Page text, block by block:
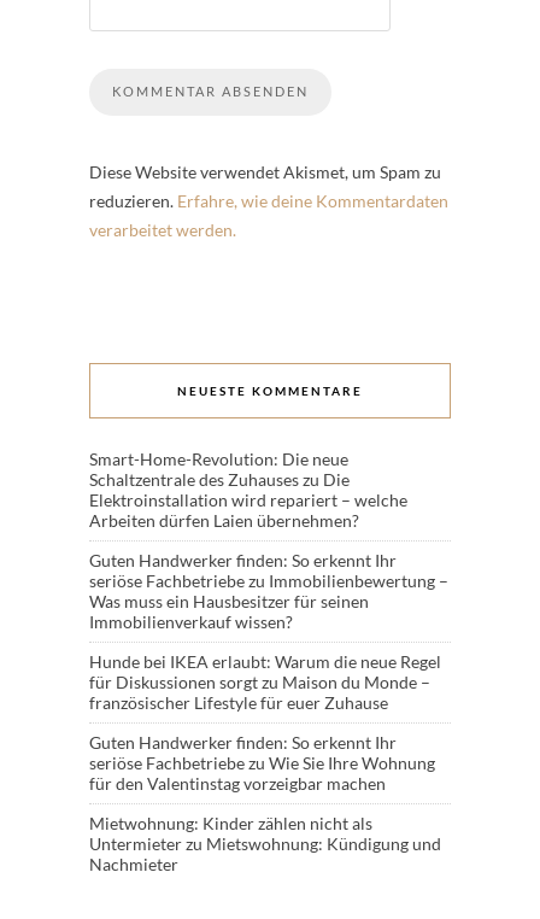
Diese Website verwendet Akismet, um Spam zu
reduzieren. Erfahre, wie deine Kommentardaten
verarbeitet werden.
NEUESTE KOMMENTARE
Smart-Home-Revolution: Die neue
Schaltzentrale des Zuhauseszu Die
Elektroinstallation wird repariert – welche
Arbeiten dürfen Laien übernehmen?
Guten Handwerker finden: So erkennt Ihr
seriöse Fachbetriebezu Immobilienbewertung –
Was muss ein Hausbesitzer für seinen
Immobilienverkauf wissen?
Hunde bei IKEA erlaubt: Warum die neue Regel
für Diskussionen sorgtzu Maison du Monde –
französischer Lifestyle für euer Zuhause
Guten Handwerker finden: So erkennt Ihr
seriöse Fachbetriebezu Wie Sie Ihre Wohnung
für den Valentinstag vorzeigbar machen
Mietwohnung: Kinder zählen nicht als
Untermieterzu Mietswohnung: Kündigung und
Nachmieter